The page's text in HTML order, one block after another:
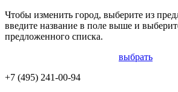
Чтобы изменить город, выберите из
введите название в поле выше и
предложенного списка.
выбрать
+7 (495) 241-00-94